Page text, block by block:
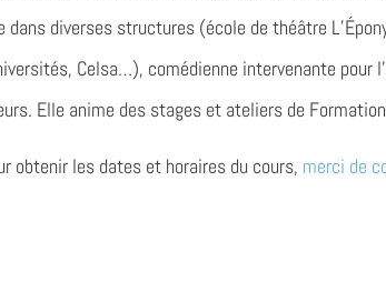
dans diverses structures (école de théâtre
Celsa…), comédienne intervenante pour
Elle anime des stages et ateliers de Formation
obtenir les dates et horaires du cours, merci de